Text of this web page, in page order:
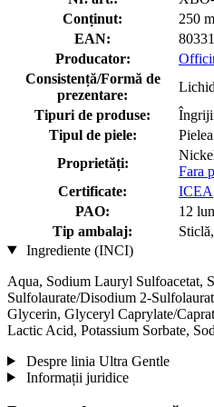
Conținut:
250
EAN:
Producator:
Consistență/Formă de
prezentare:
Lichid
Tipuri de produse:
Tipul de piele:
Proprietăți:
Fara
Certificate:
ICEA
PAO:
12
Tip ambalaj:
Ingrediente (INCI)
Aqua, Sodium Lauryl Sulfoacetat,
Sulfolaurate/Disodium 2-
Glycerin, Glyceryl Caprylate/
Lactic Acid, Potassium Sorbate,
Despre linia Ultra Gentle
Informații juridice